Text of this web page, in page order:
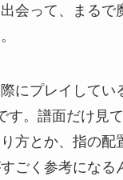
会って、まるで
にプレイしてい
す。譜面だけ見
方とか、指の配
ごく参考になる